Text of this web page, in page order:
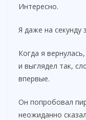
Интересно.
Я даже на секунду
Когда я
и выглядел так,
впервые.
Он попробовал
неожиданно